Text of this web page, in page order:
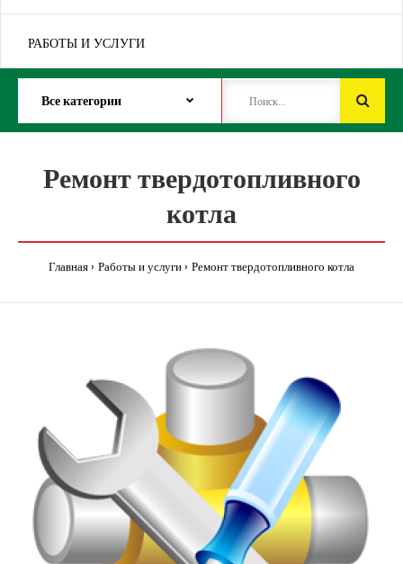
РАБОТЫ И УСЛУГИ
Ремонт твердотопливного
котла
Главная Работы и услуги Ремонт твердотопливного котла